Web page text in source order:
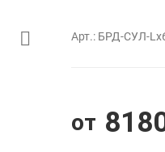
Арт.: БРД-СУЛ-
от